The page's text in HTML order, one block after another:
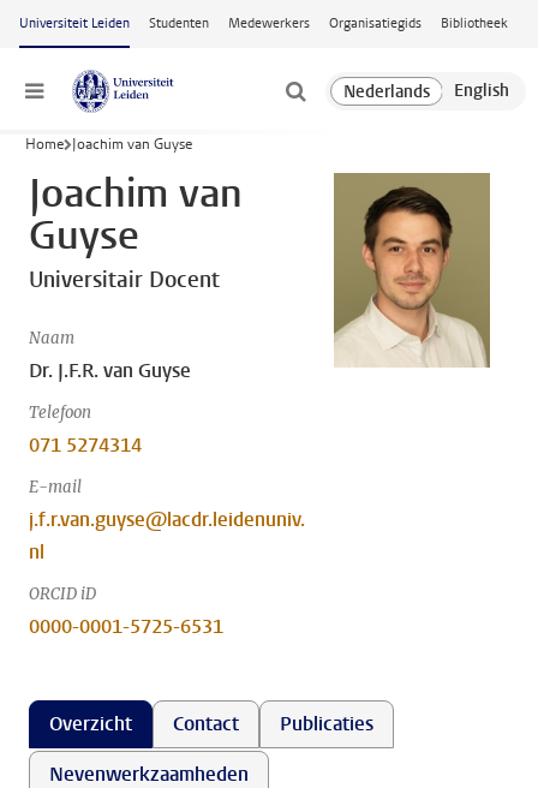
Ga naar hoofdinhoud
Universiteit Leiden Studenten Medewerkers Organisatiegids Bibliotheek
Menu
Home Joachim van Guyse
Joachim van
Guyse
Universitair Docent
Naam
Dr. J.F.R. van Guyse
Telefoon
071 5274314
E-mail
j.f.r.van.guyse@lacdr.leidenuniv.
nl
ORCID iD
0000-0001-5725-6531
Overzicht Contact
Publicaties
Nevenwerkzaamheden